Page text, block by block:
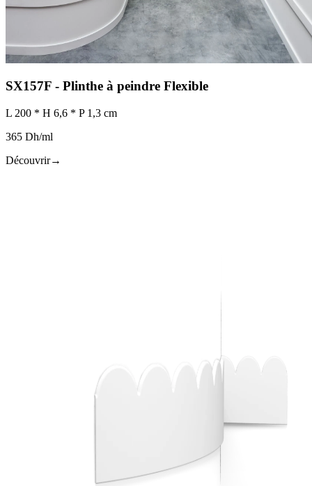
SX157F - Plinthe à peindre Flexible
L 200 * H 6,6 * P 1,3 cm
365 Dh/ml
Découvrir→